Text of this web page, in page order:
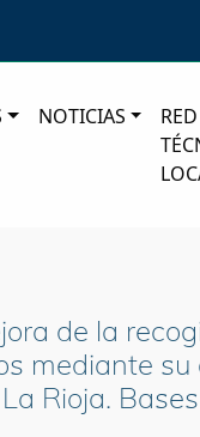
NOTICIAS
RED
de la
mediante
Rioja.